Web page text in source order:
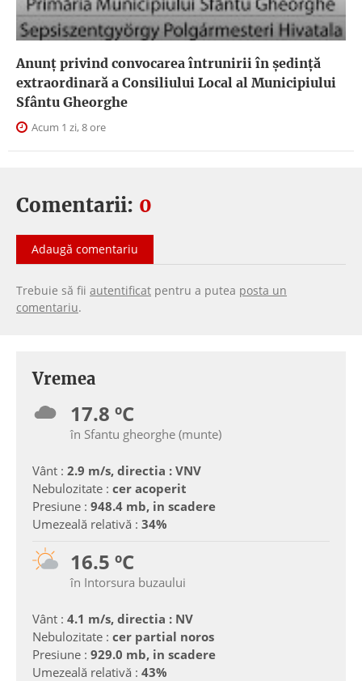
Anunţ privind convocarea întrunirii în şedinţă
extraordinară a Consiliului Local al Municipiului
Sfântu Gheorghe
Acum 1 zi, 8 ore
Comentarii: 0
Adaugă comentariu
Trebuie să fii autentificat pentru a putea posta un
comentariu.
Vremea
17.8 ºC
în Sfantu gheorghe (munte)
Vânt : 2.9 m/s, directia : VNV
Nebulozitate : cer acoperit
Presiune : 948.4 mb, in scadere
Umezeală relativă : 34%
16.5 ºC
în Intorsura buzaului
Vânt : 4.1 m/s, directia : NV
Nebulozitate : cer partial noros
Presiune : 929.0 mb, in scadere
Umezeală relativă : 43%